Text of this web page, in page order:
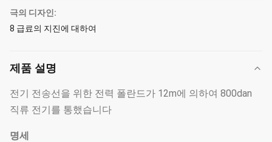
극의 디자인:
8 급료의 지진에 대하여
제품 설명
전기 전송선을 위한 전력 폴란드가 12m에 의하여 800dan
직류 전기를 통했습니다
명세